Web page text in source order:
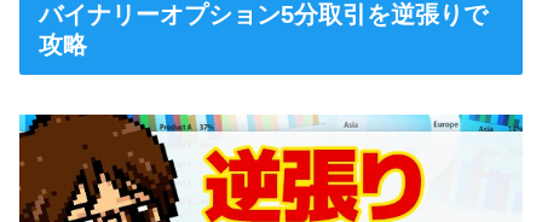
バイナリーオプション5分取引を逆張りで
攻略